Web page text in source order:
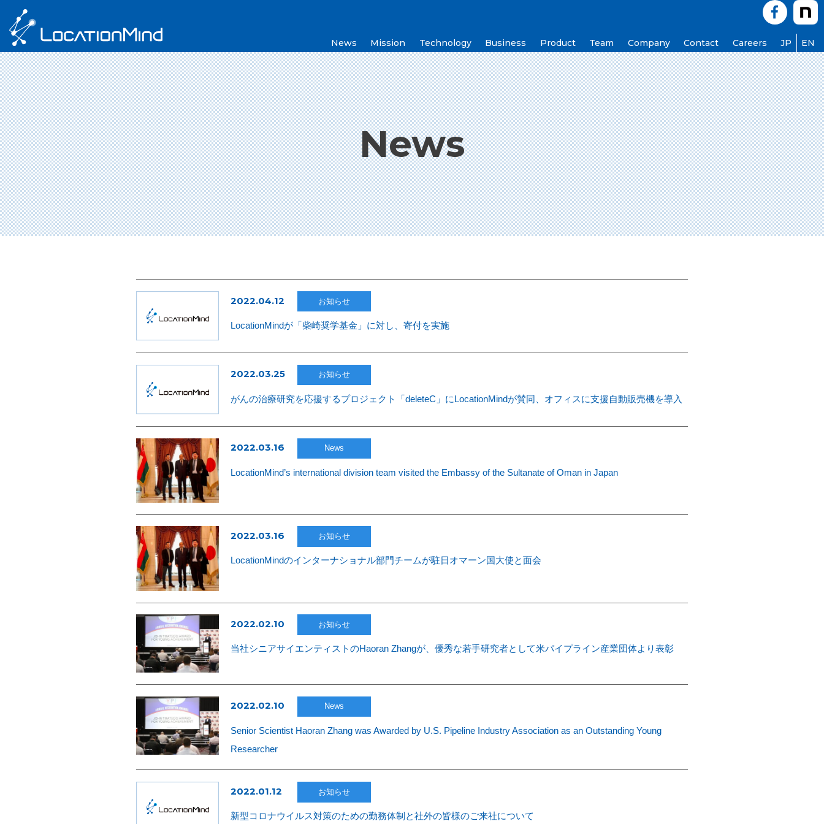
News Mission Technology Business Product Team Company Contact Careers JP EN
News
2022.04.12 お知らせ
LocationMindが「柴崎奨学基金」に対し、寄付を実施
2022.03.25 お知らせ
がんの治療研究を応援するプロジェクト「deleteC」にLocationMindが賛同、オフィスに支援自動販売機を導入
2022.03.16 News
LocationMind’s international division team visited the Embassy of the Sultanate of Oman in Japan
2022.03.16 お知らせ
LocationMindのインターナショナル部門チームが駐日オマーン国大使と面会
2022.02.10 お知らせ
当社シニアサイエンティストのHaoran Zhangが、優秀な若手研究者として米パイプライン産業団体より表彰
2022.02.10 News
Senior Scientist Haoran Zhang was Awarded by U.S. Pipeline Industry Association as an Outstanding Young
Researcher
2022.01.12 お知らせ
新型コロナウイルス対策のための勤務体制と社外の皆様のご来社について